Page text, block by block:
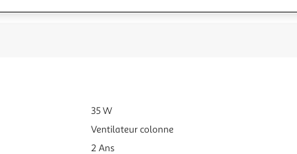
35 W
Ventilateur colonne
2 Ans